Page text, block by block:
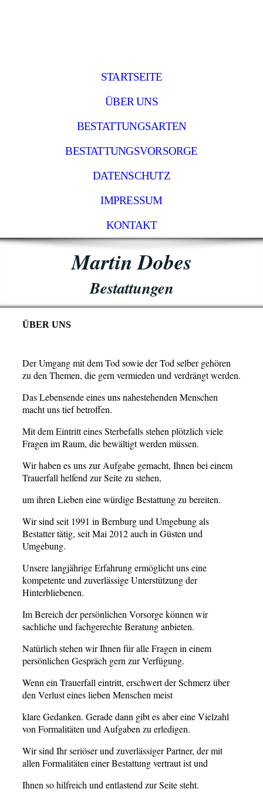
STARTSEITE
ÜBER UNS
BESTATTUNGSARTEN
BESTATTUNGSVORSORGE
DATENSCHUTZ
IMPRESSUM
KONTAKT
Martin Dobes
Bestattungen
ÜBER UNS
Der Umgang mit dem Tod sowie der Tod selber gehören
zu den Themen, die gern vermieden und verdrängt werden.
Das Lebensende eines uns nahestehenden Menschen
macht uns tief betroffen.
Mit dem Eintritt eines Sterbefalls stehen plötzlich viele
Fragen im Raum, die bewältigt werden müssen.
Wir haben es uns zur Aufgabe gemacht, Ihnen bei einem
Trauerfall helfend zur Seite zu stehen,
um ihren Lieben eine würdige Bestattung zu bereiten.
Wir sind seit 1991 in Bernburg und Umgebung als
Bestatter tätig, seit Mai 2012 auch in Güsten und
Umgebung.
Unsere langjährige Erfahrung ermöglicht uns eine
kompetente und zuverlässige Unterstützung der
Hinterbliebenen.
Im Bereich der persönlichen Vorsorge können wir
sachliche und fachgerechte Beratung anbieten.
Natürlich stehen wir Ihnen für alle Fragen in einem
persönlichen Gespräch gern zur Verfügung.
Wenn ein Trauerfall eintritt, erschwert der Schmerz über
den Verlust eines lieben Menschen meist
klare Gedanken. Gerade dann gibt es aber eine Vielzahl
von Formalitäten und Aufgaben zu erledigen.
Wir sind Ihr seriöser und zuverlässiger Partner, der mit
allen Formalitäten einer Bestattung vertraut ist und
Ihnen so hilfreich und entlastend zur Seite steht.